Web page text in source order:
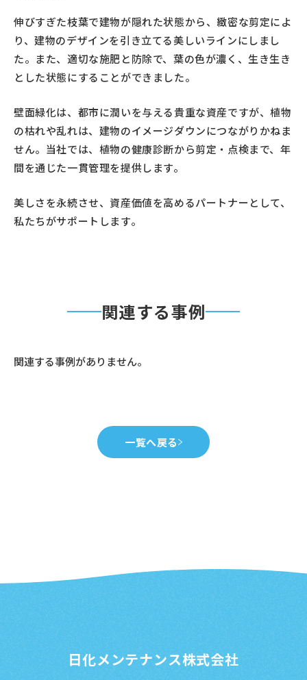
伸びすぎた枝葉で建物が隠れた状態から、緻密な剪定によ
り、建物のデザインを引き立てる美しいラインにしまし
た。また、適切な施肥と防除で、葉の色が濃く、生き生き
とした状態にすることができました。
壁面緑化は、都市に潤いを与える貴重な資産ですが、植物
の枯れや乱れは、建物のイメージダウンにつながりかねま
せん。当社では、植物の健康診断から剪定・点検まで、年
間を通じた一貫管理を提供します。
美しさを永続させ、資産価値を高めるパートナーとして、
私たちがサポートします。
関連する事例
関連する事例がありません。
一覧へ戻る
日化メンテナンス株式会社